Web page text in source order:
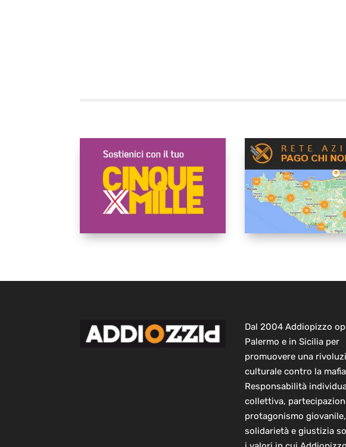
Dal 2004 Addiopizzo
Palermo e in Sicilia per
promuovere una
culturale contro la
Responsabilità
collettiva,
protagonismo giovanile,
solidarietà e giustizia